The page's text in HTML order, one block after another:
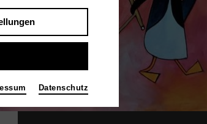
Datenschutz